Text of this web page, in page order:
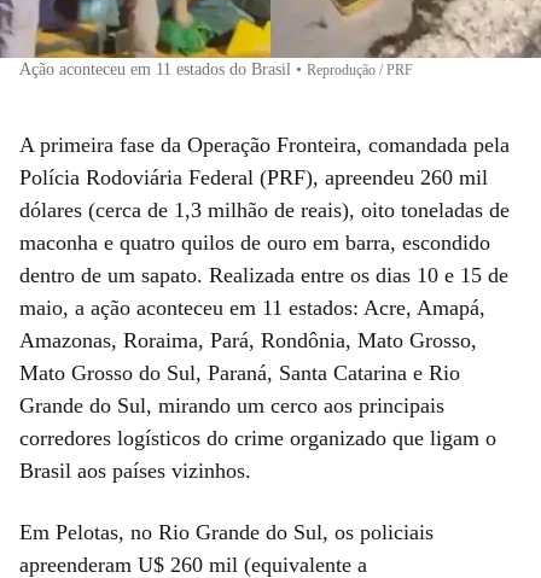
Ação aconteceu em 11 estados do Brasil • Reprodução / PRF
A primeira fase da Operação Fronteira, comandada pela
Polícia Rodoviária Federal (PRF), apreendeu 260 mil
dólares (cerca de 1,3 milhão de reais), oito toneladas de
maconha e quatro quilos de ouro em barra, escondido
dentro de um sapato. Realizada entre os dias 10 e 15 de
maio, a ação aconteceu em 11 estados: Acre, Amapá,
Amazonas, Roraima, Pará, Rondônia, Mato Grosso,
Mato Grosso do Sul, Paraná, Santa Catarina e Rio
Grande do Sul, mirando um cerco aos principais
corredores logísticos do crime organizado que ligam o
Brasil aos países vizinhos.
Em Pelotas, no Rio Grande do Sul, os policiais
apreenderam U$ 260 mil (equivalente a